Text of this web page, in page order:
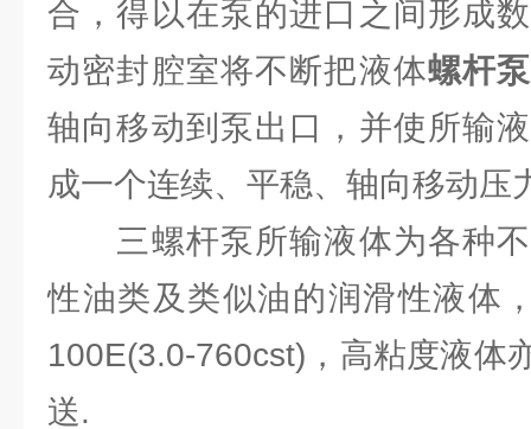
合，得以在泵的进口之间形成
动密封腔室将不断把液体螺杆
轴向移动到泵出口，并使所输
成一个连续、平稳、轴向移动压
三螺杆泵所输液体为各种不
性油类及类似油的润滑性液体
100E(3.0-760cst)，高粘度液体
送.